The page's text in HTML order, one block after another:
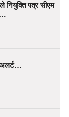
नियुक्ति पत्र सीएम
अलर्ट…